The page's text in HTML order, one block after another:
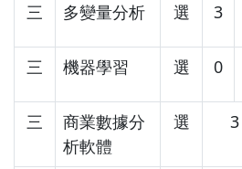
三 多變量分析 選 3
三 機器學習 選 0
三
商業數據分
析軟體
選 3